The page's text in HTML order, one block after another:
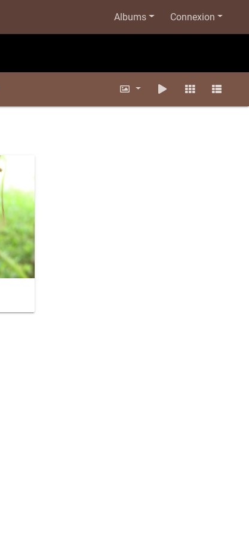
Albums Connexion